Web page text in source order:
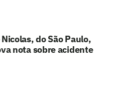
do São Paulo,
nota sobre acidente